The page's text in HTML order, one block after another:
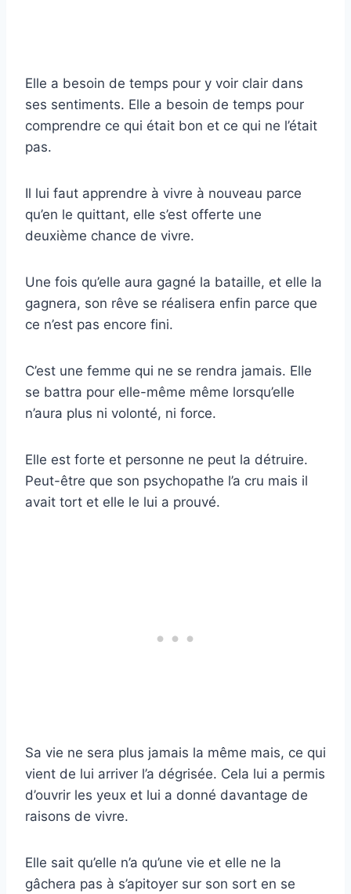
Elle a besoin de temps pour y voir clair dans
ses sentiments. Elle a besoin de temps pour
comprendre ce qui était bon et ce qui ne l’était
pas.
Il lui faut apprendre à vivre à nouveau parce
qu’en le quittant, elle s’est offerte une
deuxième chance de vivre.
Une fois qu’elle aura gagné la bataille, et elle la
gagnera, son rêve se réalisera enfin parce que
ce n’est pas encore fini.
C’est une femme qui ne se rendra jamais. Elle
se battra pour elle-même même lorsqu’elle
n’aura plus ni volonté, ni force.
Elle est forte et personne ne peut la détruire.
Peut-être que son psychopathe l’a cru mais il
avait tort et elle le lui a prouvé.
Sa vie ne sera plus jamais la même mais, ce qui
vient de lui arriver l’a dégrisée. Cela lui a permis
d’ouvrir les yeux et lui a donné davantage de
raisons de vivre.
Elle sait qu’elle n’a qu’une vie et elle ne la
gâchera pas à s’apitoyer sur son sort en se